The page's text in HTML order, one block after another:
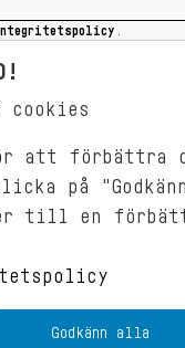
RECEPT
VEGONYTT
cookies
att förbättra
på
till en
Godkänn alla